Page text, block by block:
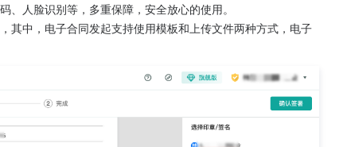
人脸识别等，多重保障，安全放心的使用。
其中，电子合同发起支持使用模板和上传文件两种方式，电子